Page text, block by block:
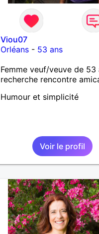
Viou07
Orléans - 53 ans
Femme veuf/veuve de 53
recherche rencontre
Humour et simplicité
Voir le profil